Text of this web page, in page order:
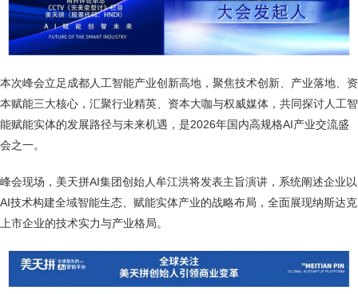
本次峰会立足成都人工智能产业创新高地，聚焦技术创新、产业落地、资
本赋能三大核心，汇聚行业精英、资本大咖与权威媒体，共同探讨人工智
能赋能实体的发展路径与未来机遇，是2026年国内高规格AI产业交流盛
会之一。
峰会现场，美天拼AI集团创始人牟江洪将发表主旨演讲，系统阐述企业以
AI技术构建全域智能生态、赋能实体产业的战略布局，全面展现纳斯达克
上市企业的技术实力与产业格局。